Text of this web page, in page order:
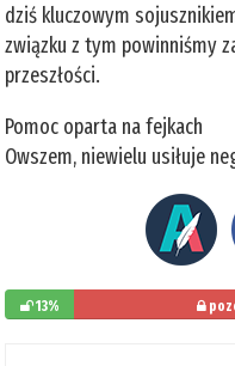
dziś kluczowym
związku z tym powinniśmy
przeszłości.
Pomoc oparta na fejkach
Owszem, niewielu usiłuje
13%